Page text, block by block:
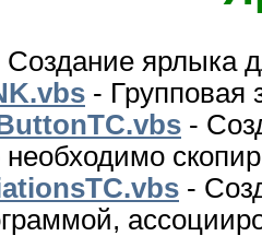
Создание ярлыка
- Групповая
-
-